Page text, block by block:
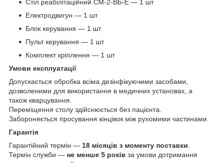
Стіл реабілітаційний СМ-2-ВБ-Е — 1 шт
Електродвигун — 1 шт
Блок керування — 1 шт
Пульт керування — 1 шт
Комплект кріплення — 1 шт
Умови експлуатації
Допускається обробка всіма дезінфікуючими засобами,
дозволеними для використання в медичних установах, а
також кварцування.
Переміщення столу здійснюється без пацієнта.
Забороняється просування кінцівок між рухомими частинами.
Гарантія
Гарантійний термін — 18 місяців з моменту поставки
Термін служби — не менше 5 років за умови дотримання